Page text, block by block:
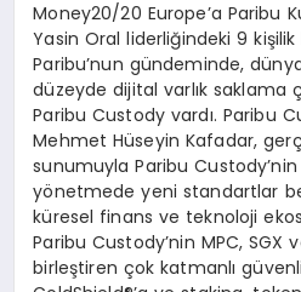
Money20/20 Europe’a Paribu
Yasin Oral liderliğindeki 9
Paribu’nun gündeminde,
düzeyde dijital varlık saklama
Paribu Custody vardı. Paribu
Mehmet Hüseyin Kafadar,
sunumuyla Paribu
yönetmede yeni standartlar
küresel finans ve teknoloji
Paribu Custody’nin MPC, SGX
birleştiren çok katmanlı